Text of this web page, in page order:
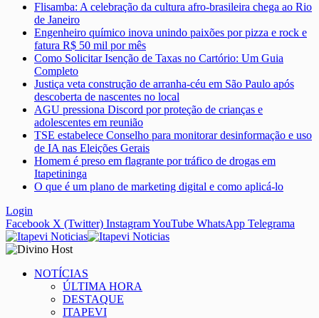
Flisamba: A celebração da cultura afro-brasileira chega ao Rio
de Janeiro
Engenheiro químico inova unindo paixões por pizza e rock e
fatura R$ 50 mil por mês
Como Solicitar Isenção de Taxas no Cartório: Um Guia
Completo
Justiça veta construção de arranha-céu em São Paulo após
descoberta de nascentes no local
AGU pressiona Discord por proteção de crianças e
adolescentes em reunião
TSE estabelece Conselho para monitorar desinformação e uso
de IA nas Eleições Gerais
Homem é preso em flagrante por tráfico de drogas em
Itapetininga
O que é um plano de marketing digital e como aplicá-lo
Login
Facebook X (Twitter) InstagramYouTube WhatsApp Telegrama
NOTÍCIAS
ÚLTIMA HORA
DESTAQUE
ITAPEVI